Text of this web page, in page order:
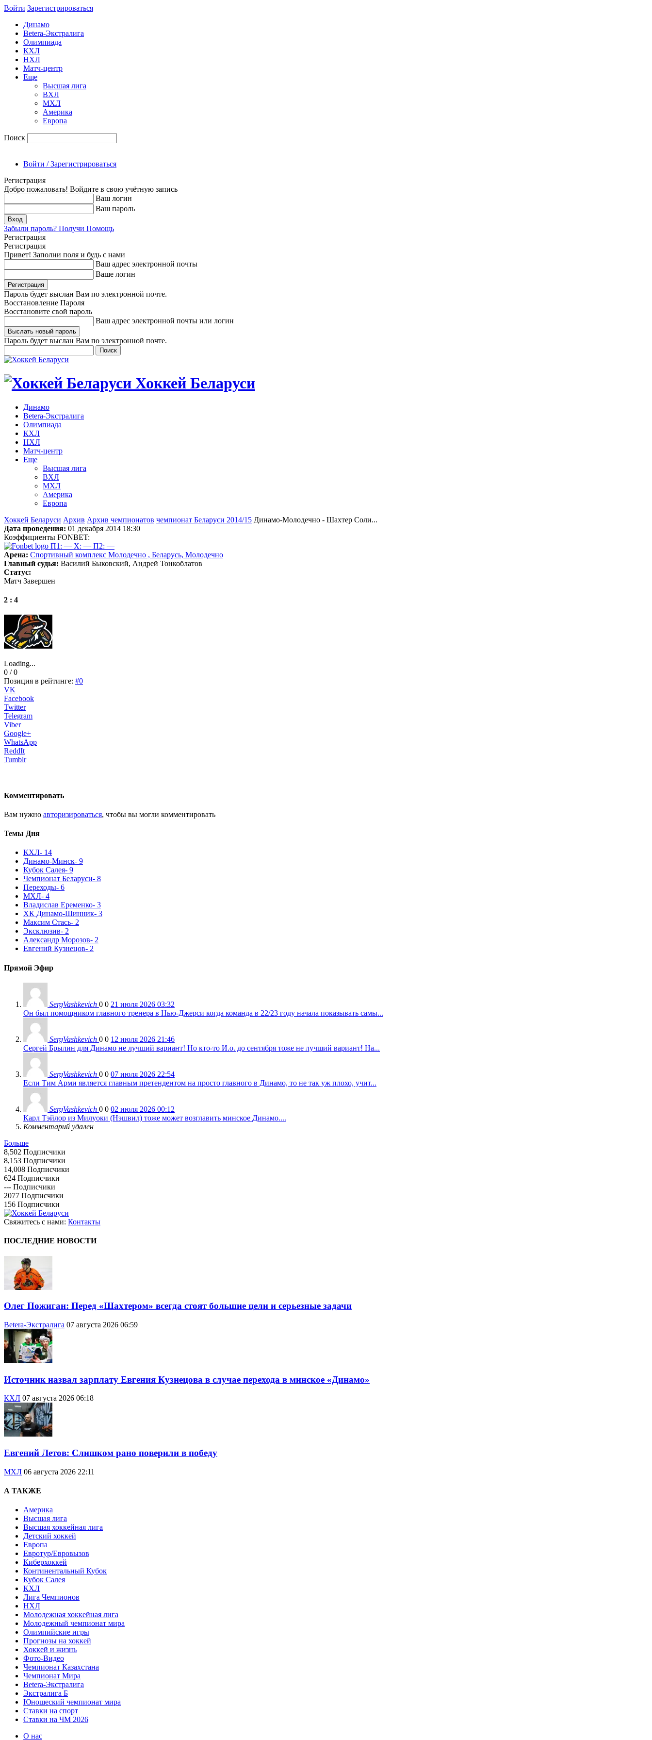
Войти Зарегиcтрироваться
Динамо
Betera-Экстралига
Олимпиада
КХЛ
НХЛ
Матч-центр
Еще
Высшая лига
ВХЛ
МХЛ
Америка
Европа
Поиск
Войти / Зарегистрироваться
Регистрация
Добро пожаловать! Войдите в свою учётную запись
Ваш логин
Ваш пароль
Забыли пароль? Получи Помощь
Регистрация
Регистрация
Привет! Заполни поля и будь с нами
Ваш адрес электронной почты
Ваше логин
Пароль будет выслан Вам по электронной почте.
Восстановление Пароля
Восстановите свой пароль
Ваш адрес электронной почты или логин
Пароль будет выслан Вам по электронной почте.
Хоккей Беларуси
Динамо
Betera-Экстралига
Олимпиада
КХЛ
НХЛ
Матч-центр
Еще
Высшая лига
ВХЛ
МХЛ
Америка
Европа
Хоккей Беларуси Архив Архив чемпионатов чемпионат Беларуси 2014/15 Динамо-Молодечно - Шахтер Соли...
Дата проведения: 01 декабря 2014 18:30
Коэффициенты FONBET:
П1: — X: — П2: —
Арена: Спортивный комплекс Молодечно , Беларусь, Молодечно
Главный судья: Василий Быковский, Андрей Тонкоблатов
Статус:
Матч Завершен
2 : 4
Loading...
0 / 0
Позиция в рейтинге: #0
VK
Facebook
Twitter
Telegram
Viber
Google+
WhatsApp
ReddIt
Tumblr
Комментировать
Вам нужно авторизироваться, чтобы вы могли комментировать
Темы Дня
КХЛ- 14
Динамо-Минск- 9
Кубок Салея- 9
Чемпионат Беларуси- 8
Переходы- 6
МХЛ- 4
Владислав Еременко- 3
ХК Динамо-Шинник- 3
Максим Стась- 2
Эксклюзив- 2
Александр Морозов- 2
Евгений Кузнецов- 2
Прямой Эфир
SergVashkevich 0 0 21 июля 2026 03:32
Он был помощником главного тренера в Нью-Джерси когда команда в 22/23 году начала показывать самы...
SergVashkevich 0 0 12 июля 2026 21:46
Сергей Брылин для Динамо не лучший вариант! Но кто-то И.о. до сентября тоже не лучший вариант! На...
SergVashkevich 0 0 07 июля 2026 22:54
Если Тим Арми является главным претендентом на просто главного в Динамо, то не так уж плохо, учит...
SergVashkevich 0 0 02 июля 2026 00:12
Карл Тэйлор из Милуоки (Нэшвил) тоже может возглавить минское Динамо....
Комментарий удален
Больше
8,502 Подписчики
8,153 Подписчики
14,008 Подписчики
624 Подписчики
--- Подписчики
2077 Подписчики
156 Подписчики
Свяжитесь с нами: Контакты
ПОСЛЕДНИЕ НОВОСТИ
Олег Пожиган: Перед «Шахтером» всегда стоят большие цели и серьезные задачи
Betera-Экстралига 07 августа 2026 06:59
Источник назвал зарплату Евгения Кузнецова в случае перехода в минское «Динамо»
КХЛ 07 августа 2026 06:18
Евгений Летов: Слишком рано поверили в победу
МХЛ 06 августа 2026 22:11
А ТАКЖЕ
Америка
Высшая лига
Высшая хоккейная лига
Детский хоккей
Европа
Евротур/Евровызов
Киберхоккей
Континентальный Кубок
Кубок Салея
КХЛ
Лига Чемпионов
НХЛ
Молодежная хоккейная лига
Молодежный чемпионат мира
Олимпийские игры
Прогнозы на хоккей
Хоккей и жизнь
Фото-Видео
Чемпионат Казахстана
Чемпионат Мира
Betera-Экстралига
Экстралига Б
Юношеский чемпионат мира
Ставки на спорт
Ставки на ЧМ 2026
О нас